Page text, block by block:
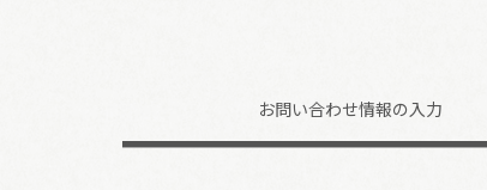
お問い合わせ情報の入力